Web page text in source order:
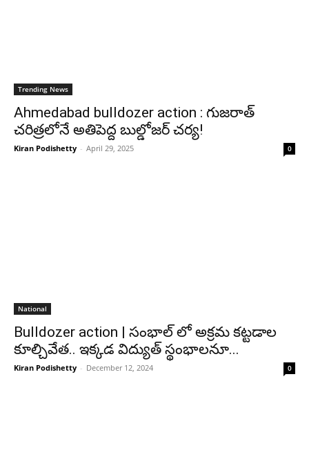
Trending News
Ahmedabad bulldozer action : గుజరాత్
చరిత్రలోనే అతిపెద్ద బుల్డోజర్ చర్య!
Kiran Podishetty - April 29, 2025 0
National
Bulldozer action | సంభాల్ లో అక్ర‌మ క‌ట్ట‌డాల
కూల్చివేత‌.. ఇక్క‌డ విద్యుత్ స్థంభాల‌నూ...
Kiran Podishetty - December 12, 2024 0